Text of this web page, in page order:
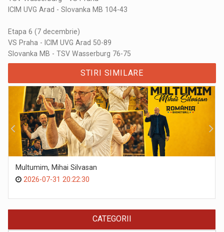
ICIM UVG Arad - Slovanka MB 104-43
Etapa 6 (7 decembrie)
VS Praha - ICIM UVG Arad 50-89
Slovanka MB - TSV Wasserburg 76-75
STIRI SIMILARE
Multumim, Mihai Silvasan
2026-07-31 20:22:30
CATEGORII